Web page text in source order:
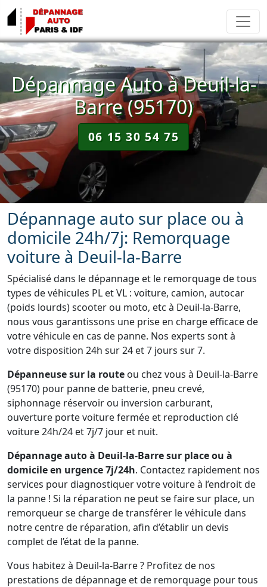
Dépannage Auto à Deuil-la-
Barre (95170)
06 15 30 54 75
Dépannage auto sur place ou à
domicile 24h/7j: Remorquage
voiture à Deuil-la-Barre
Spécialisé dans le dépannage et le remorquage de tous
types de véhicules PL et VL : voiture, camion, autocar
(poids lourds) scooter ou moto, etc à Deuil-la-Barre,
nous vous garantissons une prise en charge efficace de
votre véhicule en cas de panne. Nos experts sont à
votre disposition 24h sur 24 et 7 jours sur 7.
Dépanneuse sur la route ou chez vous à Deuil-la-Barre
(95170) pour panne de batterie, pneu crevé,
siphonnage réservoir ou inversion carburant,
ouverture porte voiture fermée et reproduction clé
voiture 24h/24 et 7j/7 jour et nuit.
Dépannage auto à Deuil-la-Barre sur place ou à
domicile en urgence 7j/24h. Contactez rapidement nos
services pour diagnostiquer votre voiture à l’endroit de
la panne ! Si la réparation ne peut se faire sur place, un
remorqueur se charge de transférer le véhicule dans
notre centre de réparation, afin d’établir un devis
complet de l’état de la panne.
Vous habitez à Deuil-la-Barre ? Profitez de nos
prestations de dépannage et de remorquage pour tous